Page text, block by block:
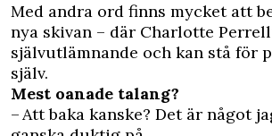
Med andra ord finns mycket att
nya skivan – där Charlotte
självutlämnande och kan stå för
själv.
Mest oanade talang?
– Att baka kanske? Det är något